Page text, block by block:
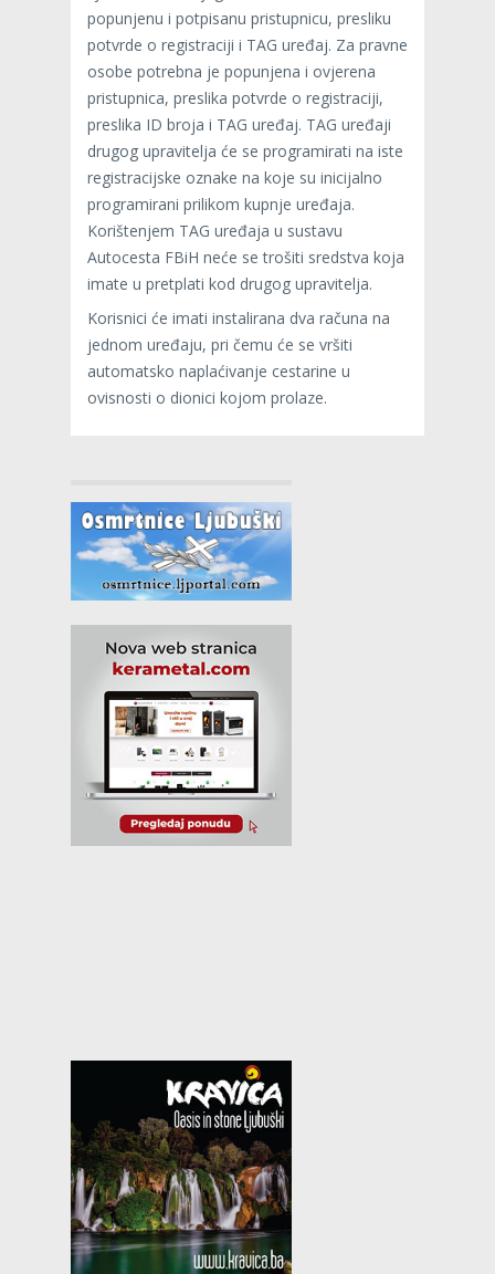
popunjenu i potpisanu pristupnicu, presliku
potvrde o registraciji i TAG uređaj. Za pravne
osobe potrebna je popunjena i ovjerena
pristupnica, preslika potvrde o registraciji,
preslika ID broja i TAG uređaj. TAG uređaji
drugog upravitelja će se programirati na iste
registracijske oznake na koje su inicijalno
programirani prilikom kupnje uređaja.
Korištenjem TAG uređaja u sustavu
Autocesta FBiH neće se trošiti sredstva koja
imate u pretplati kod drugog upravitelja.
Korisnici će imati instalirana dva računa na
jednom uređaju, pri čemu će se vršiti
automatsko naplaćivanje cestarine u
ovisnosti o dionici kojom prolaze.